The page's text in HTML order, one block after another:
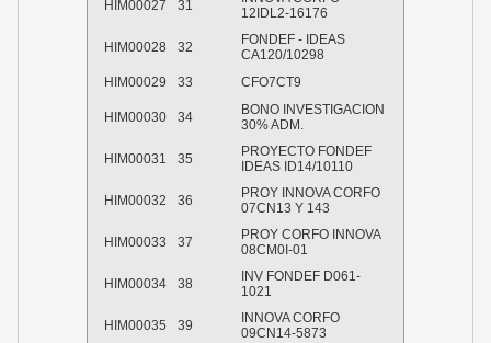
HIM00027 31
12IDL2-16176
HIM00028 32
FONDEF - IDEAS
CA120/10298
HIM00029
33 CFO7CT9
HIM00030 34
BONO INVESTIGACION
30% ADM.
HIM00031 35
PROYECTO FONDEF
IDEAS ID14/10110
HIM00032 36
PROY INNOVA CORFO
07CN13 Y 143
HIM00033 37
PROY CORFO INNOVA
08CM0I-01
HIM00034 38
INV FONDEF D061-
1021
HIM00035 39
INNOVA CORFO
09CN14-5873